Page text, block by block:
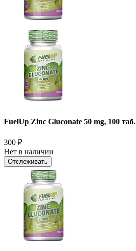
FuelUp Zinc Gluconate 50 mg, 100 таб.
300 ₽
Нет в наличии
Отслеживать